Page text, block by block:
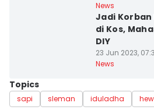
News
Jadi
di Kos,
DIY
23 Jun 2023,
News
Topics
sapi sleman iduladha